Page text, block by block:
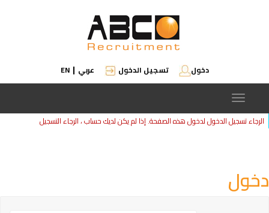
دخول تسجيل الدخول عربي |
EN
Toggle
navigation
الرجاء تسجيل الدخول لدخول هذه الصفحة. إذا لم يكن لديك حساب ، الرجاءالتسجيل
دخول